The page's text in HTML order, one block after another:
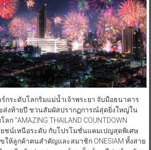
กระดับโลกริมแม่น้ำเจ้าพระยา จับมือธนาคาร
ส่งท้ายปี ชวนสัมผัสปรากฏการณ์สุดยิ่งใหญ่ใน
ก “AMAZING THAILAND COUNTDOWN
ยชน์เหนือระดับ กับโปรโมชั่นแคมเปญสุดพิเศษ
ให้ลูกค้าคนสำคัญและสมาชิก ONESIAM ทั้งสาย